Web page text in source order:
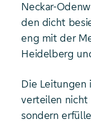
Neckar-
den dicht
eng mit der
Heidelberg
Die Leitungen
verteilen nicht
sondern